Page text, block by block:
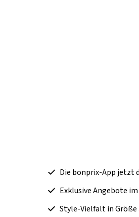
Die bonprix-App jetzt
Exklusive Angebote
Style-Vielfalt in Größe